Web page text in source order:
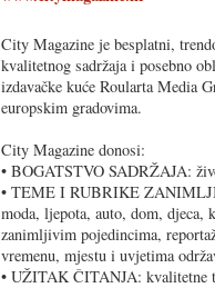
City Magazine je besplatni,
kvalitetnog sadržaja i posebno
izdavačke kuće Roularta Media
europskim gradovima.
City Magazine donosi:
• BOGATSTVO SADRŽAJA:
• TEME I RUBRIKE
moda, ljepota, auto, dom, djeca,
zanimljivim pojedincima,
vremenu, mjestu i uvjetima
• UŽITAK ČITANJA: kvalitetne